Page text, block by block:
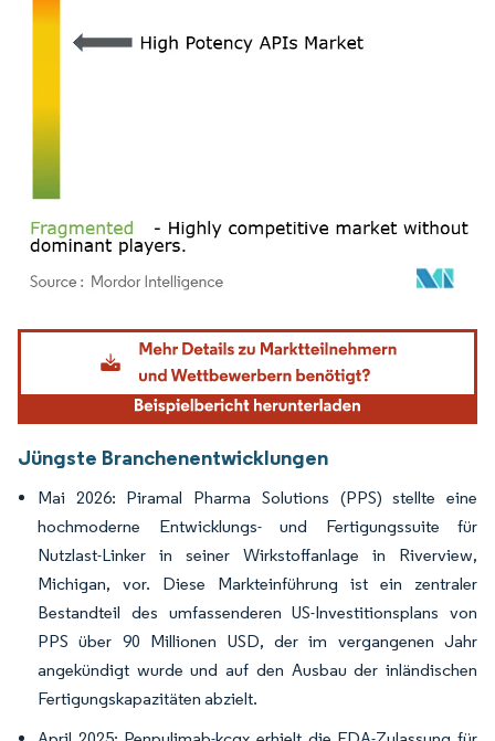
Bild © Mordor Intelligence. Wiederverwendung erfordert Namensnennung gemäß
Jüngste Branchenentwicklungen
Mai 2026: Piramal Pharma Solutions (PPS) stellte eine
hochmoderne Entwicklungs- und Fertigungssuite für
Nutzlast-Linker in seiner Wirkstoffanlage in Riverview,
Michigan, vor. Diese Markteinführung ist ein zentraler
Bestandteil des umfassenderen US-Investitionsplans von
PPS über 90 Millionen USD, der im vergangenen Jahr
angekündigt wurde und auf den Ausbau der inländischen
Fertigungskapazitäten abzielt.